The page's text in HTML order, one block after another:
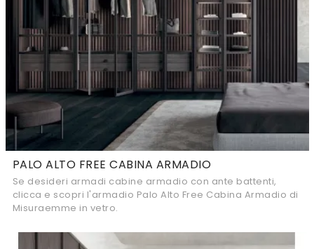
PALO ALTO FREE CABINA ARMADIO
Se desideri armadi cabine armadio con ante battenti,
clicca e scopri l'armadio Palo Alto Free Cabina Armadio di
Misuraemme in vetro.